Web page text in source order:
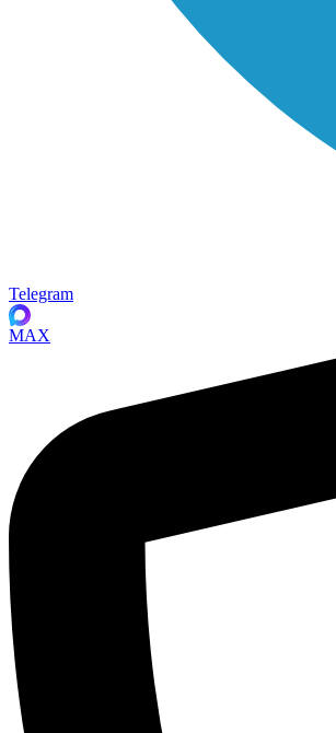
Telegram
MAX